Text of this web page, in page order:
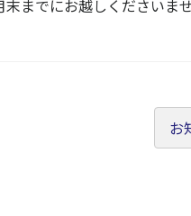
までにお越しくださいませ
お